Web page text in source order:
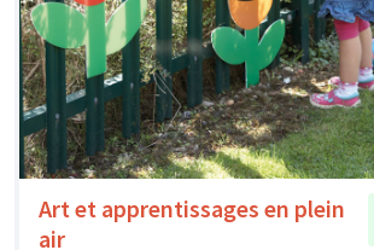
Art et apprentissages en plein
air